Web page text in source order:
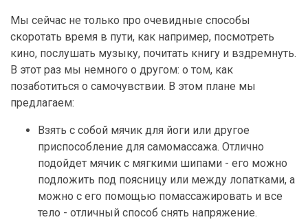
Мы сейчас не только про очевидные способы
скоротать время в пути, как например, посмотреть
кино, послушать музыку, почитать книгу и вздремнуть.
В этот раз мы немного о другом: о том, как
позаботиться о самочувствии. В этом плане мы
предлагаем:
Взять с собой мячик для йоги или другое
приспособление для самомассажа. Отлично
подойдет мячик с мягкими шипами - его можно
подложить под поясницу или между лопатками, а
можно с его помощью помассажировать и все
тело - отличный способ снять напряжение.